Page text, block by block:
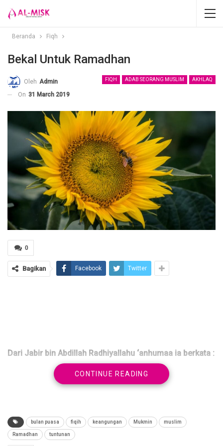
Beranda Fiqh
Bekal Untuk Ramadhan
FIQH ADAB SEORANG MUSLIM AKHLAQ
Oleh Admin
On 31 March 2019
0
Bagikan Facebook Twitter
Dari Jabir bin Abdillah Radhiyallahu ‘anhumaa ia berkata :
CONTINUE READING
bulan puasa fiqih keangungan Mukmin muslim
Ramadhan tuntunan